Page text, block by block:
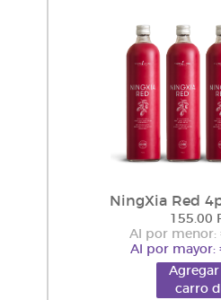
NingXia Red
155.00
Al por menor:
Al por mayor:
Agregar
carro